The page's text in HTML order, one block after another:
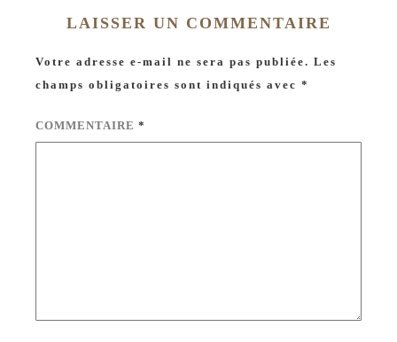
LAISSER UN COMMENTAIRE
Votre adresse e-mail ne sera pas publiée. Les
champs obligatoires sont indiqués avec*
COMMENTAIRE*